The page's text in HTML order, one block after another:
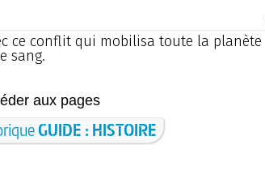
ce conflit qui mobilisa toute la planète
sang.
aux pages
GUIDE : HISTOIRE